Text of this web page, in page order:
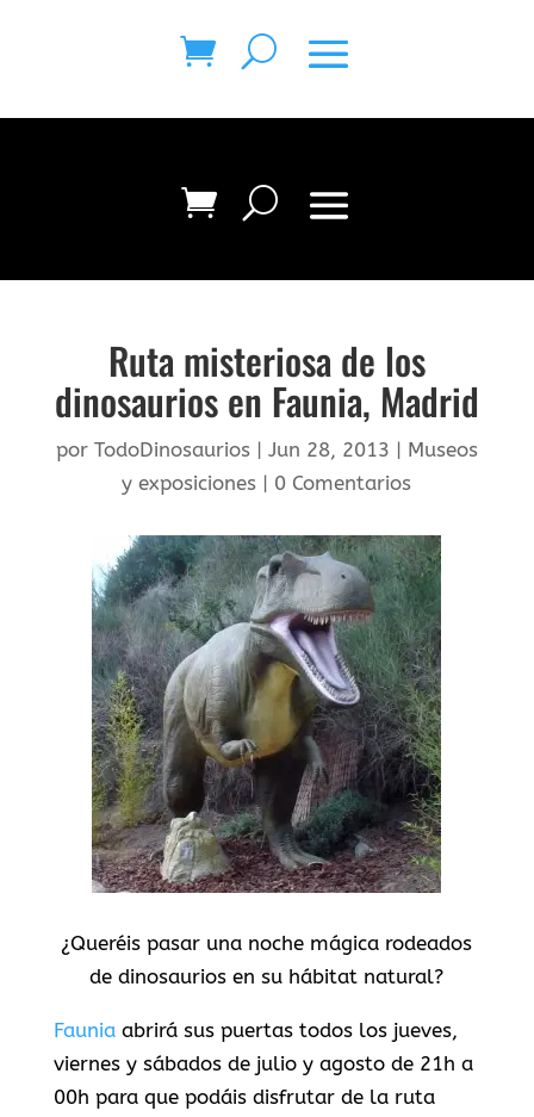
Ruta misteriosa de los
dinosaurios en Faunia, Madrid
por TodoDinosaurios| Jun 28, 2013 | Museos
y exposiciones | 0 Comentarios
¿Queréis pasar una noche mágica rodeados
de dinosaurios en su hábitat natural?
Faunia abrirá sus puertas todos los jueves,
viernes y sábados de julio y agosto de 21h a
00h para que podáis disfrutar de la ruta